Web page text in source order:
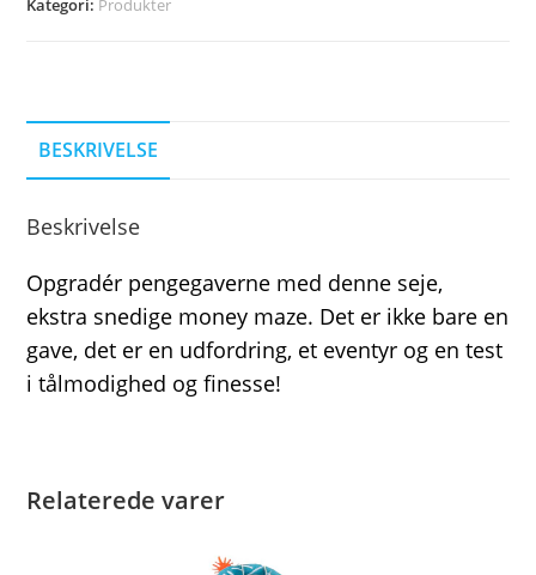
Kategori: Produkter
BESKRIVELSE
Beskrivelse
Opgradér pengegaverne med denne seje,
ekstra snedige money maze. Det er ikke bare en
gave, det er en udfordring, et eventyr og en test
i tålmodighed og finesse!
Relaterede varer